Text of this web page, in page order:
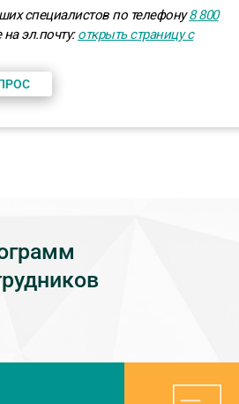
специалистов по телефону8 800
эл.почту:открыть страницу с